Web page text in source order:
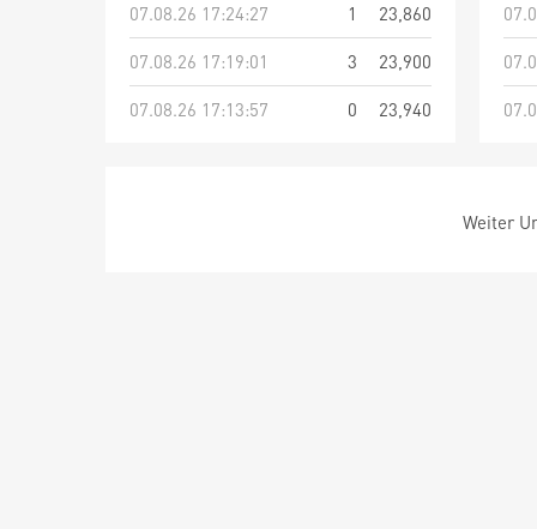
07.08.26 17:24:27
1
23,860
07.08.26 17:19:01
3
23,900
07.08.26 17:13:57
0 23,940
Weiter